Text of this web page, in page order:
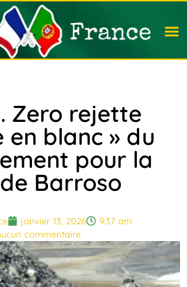
Zero rejette
en blanc » du
pour la
Barroso
janvier 13, 2026
9:37 am
commentaire